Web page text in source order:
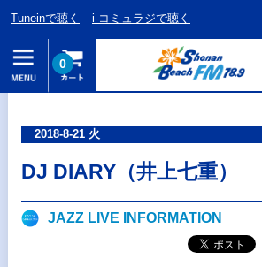
Tuneinで聴く i-コミュラジで聴く
0
2018-8-21 火
DJ DIARY（井上七重）
JAZZ LIVE INFORMATION